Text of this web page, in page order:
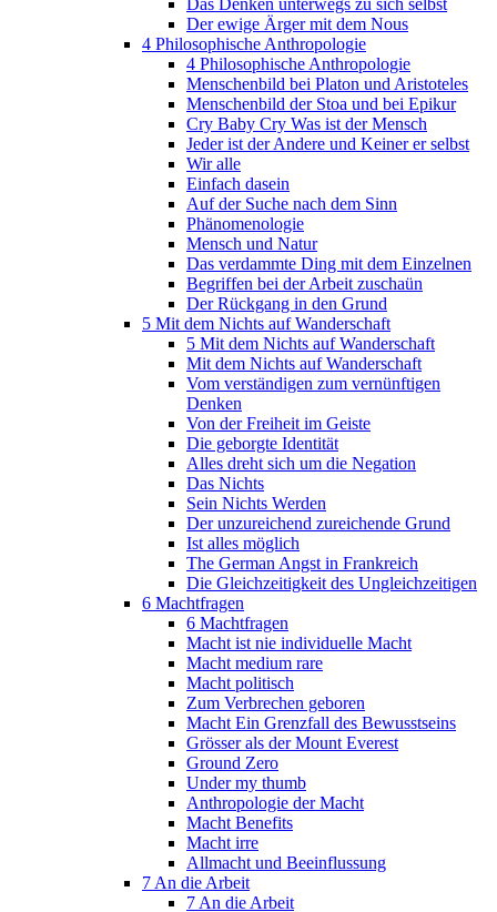
Der ewige Ärger mit dem Nous
4 Philosophische Anthropologie
4 Philosophische Anthropologie
Menschenbild bei Platon und Aristoteles
Menschenbild der Stoa und bei Epikur
Cry Baby Cry Was ist der Mensch
Jeder ist der Andere und Keiner er selbst
Wir alle
Einfach dasein
Auf der Suche nach dem Sinn
Phänomenologie
Mensch und Natur
Das verdammte Ding mit dem Einzelnen
Begriffen bei der Arbeit zuschaün
Der Rückgang in den Grund
5 Mit dem Nichts auf Wanderschaft
5 Mit dem Nichts auf Wanderschaft
Mit dem Nichts auf Wanderschaft
Vom verständigen zum vernünftigen
Denken
Von der Freiheit im Geiste
Die geborgte Identität
Alles dreht sich um die Negation
Das Nichts
Sein Nichts Werden
Der unzureichend zureichende Grund
Ist alles möglich
The German Angst in Frankreich
Die Gleichzeitigkeit des Ungleichzeitigen
6 Machtfragen
6 Machtfragen
Macht ist nie individuelle Macht
Macht medium rare
Macht politisch
Zum Verbrechen geboren
Macht Ein Grenzfall des Bewusstseins
Grösser als der Mount Everest
Ground Zero
Under my thumb
Anthropologie der Macht
Macht Benefits
Macht irre
Allmacht und Beeinflussung
7 An die Arbeit
7 An die Arbeit